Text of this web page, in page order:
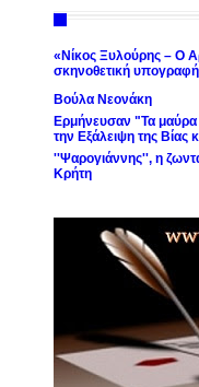
«Νίκος Ξυλούρης – Ο
σκηνοθετική
Βούλα Νεονάκη
Ερμήνευσαν "Τα μαύρα
την Εξάλειψη της Βίας
''Ψαρογιάννης'', η
Κρήτη